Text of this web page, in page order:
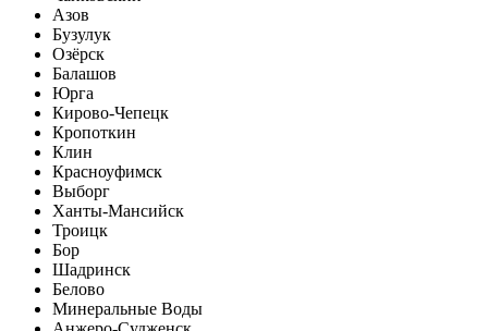
Азов
Бузулук
Озёрск
Балашов
Юрга
Кирово-Чепецк
Кропоткин
Клин
Красноуфимск
Выборг
Ханты-Мансийск
Троицк
Бор
Шадринск
Белово
Минеральные Воды